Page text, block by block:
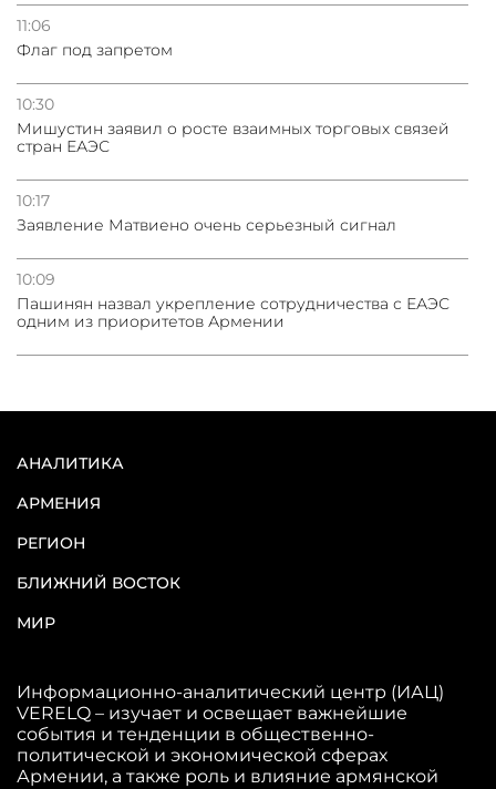
11:06
Флаг под запретом
10:30
Мишустин заявил о росте взаимных торговых связей
стран ЕАЭС
10:17
Заявление Матвиено очень серьезный сигнал
10:09
Пашинян назвал укрепление сотрудничества с ЕАЭС
одним из приоритетов Армении
АНАЛИТИКА
АРМЕНИЯ
РЕГИОН
БЛИЖНИЙ ВОСТОК
МИР
Информационно-аналитический центр (ИАЦ)
VERELQ – изучает и освещает важнейшие
события и тенденции в общественно-
политической и экономической сферах
Армении, а также роль и влияние армянской